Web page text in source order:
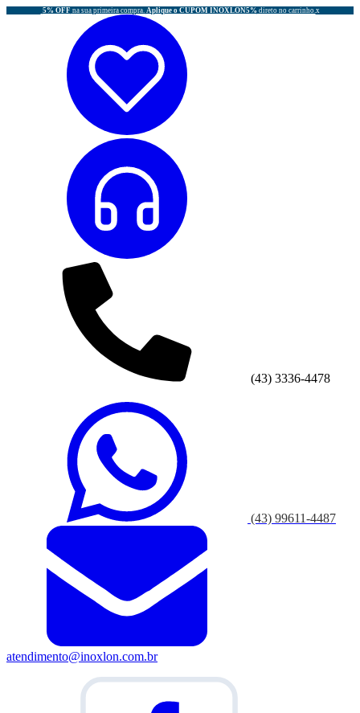
5% OFF na sua primeira compra. Aplique o CUPOM INOXLON5%direto no carrinho.x
(43) 3336-4478
(43) 99611-4487
atendimento@inoxlon.com.br